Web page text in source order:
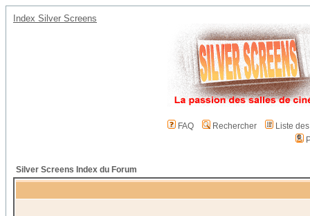
Index Silver Screens
FAQ Rechercher
Liste
Silver Screens Index du Forum